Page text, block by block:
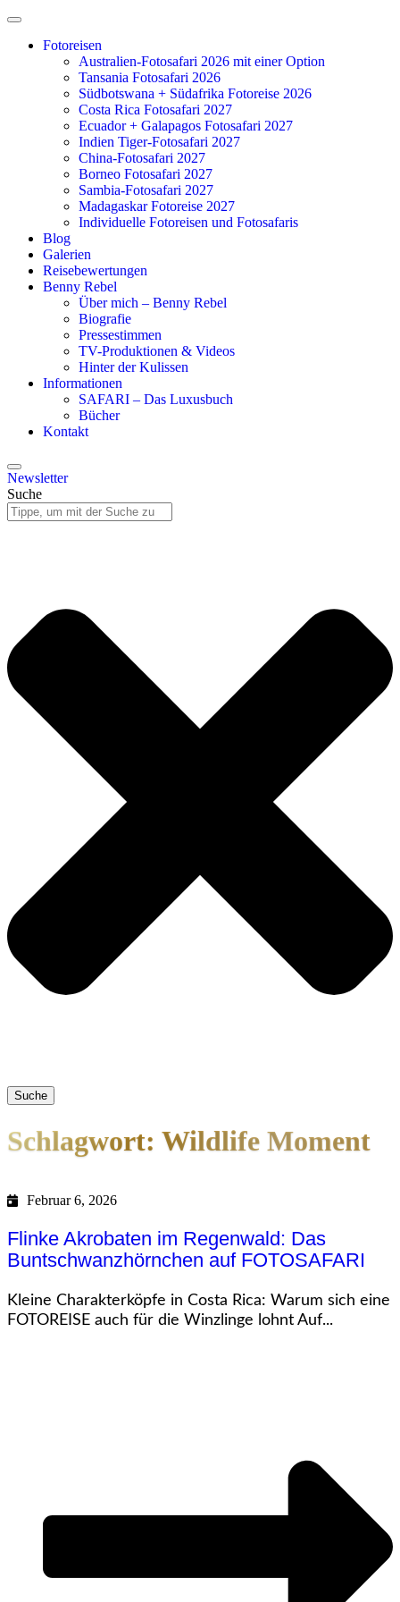
Zum
springenFotoreisen
Australien-Fotosafari 2026 mit einer Option
Tansania Fotosafari 2026
Südbotswana + Südafrika Fotoreise 2026
Costa Rica Fotosafari 2027
Ecuador + Galapagos Fotosafari 2027
Indien Tiger-Fotosafari 2027
China-Fotosafari 2027
Borneo Fotosafari 2027
Sambia-Fotosafari 2027
Madagaskar Fotoreise 2027
Individuelle Fotoreisen und Fotosafaris
Blog
Galerien
Reisebewertungen
Benny Rebel
Über mich – Benny Rebel
Biografie
Pressestimmen
TV-Produktionen & Videos
Hinter der Kulissen
Informationen
SAFARI – Das Luxusbuch
Bücher
Kontakt
Newsletter
Suche
Suche
Schlagwort: Wildlife Moment
Februar 6, 2026
Flinke Akrobaten im Regenwald: Das
Buntschwanzhörnchen auf FOTOSAFARI
Kleine Charakterköpfe in Costa Rica: Warum sich eine
FOTOREISE auch für die Winzlinge lohnt Auf...